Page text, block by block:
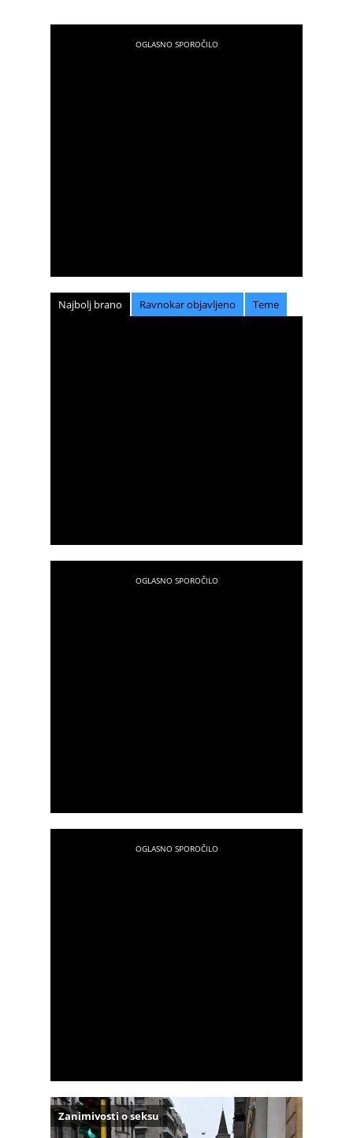
Najbolj brano Ravnokar objavljeno Teme
Zanimivosti o seksu